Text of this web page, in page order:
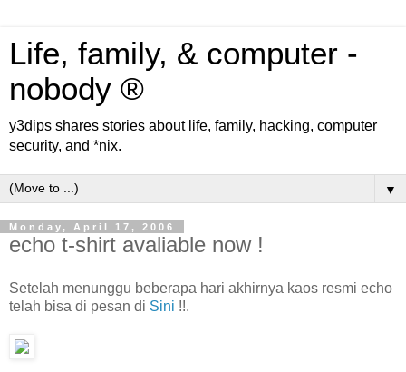
Life, family, & computer -
nobody ®
y3dips shares stories about life, family, hacking, computer
security, and *nix.
▼
Monday, April 17, 2006
echo t-shirt avaliable now !
Setelah menunggu beberapa hari akhirnya kaos resmi echo
telah bisa di pesan di Sini !!.